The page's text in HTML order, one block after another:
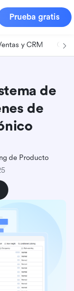
Prueba gratis
y CRM
de
de
de Producto
gestión de